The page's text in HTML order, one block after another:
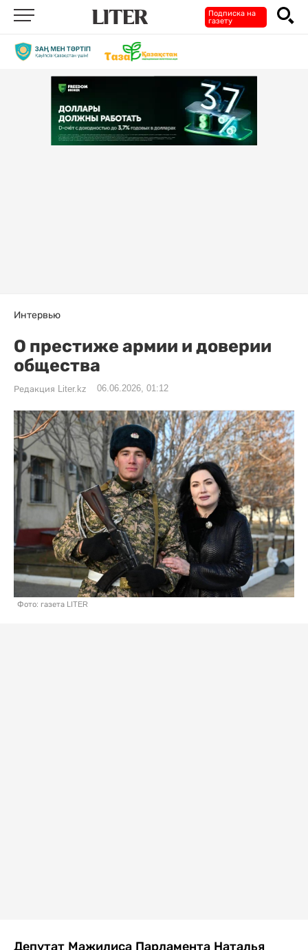
Подписка на
газету
Интервью
О престиже армии и доверии
общества
Редакция Liter.kz 06.06.2026, 01:12
Фото: газета LITER
Депутат Мажилиса Парламента Наталья